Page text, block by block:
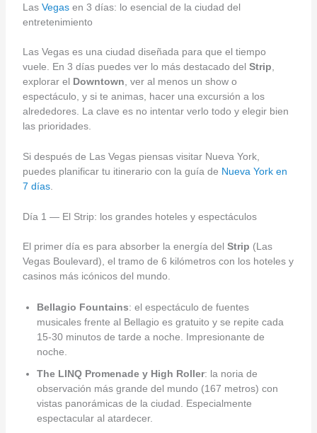
Las Vegasen 3 días: lo esencial de la ciudad del
entretenimiento
Las Vegas es una ciudad diseñada para que el tiempo
vuele. En 3 días puedes ver lo más destacado del Strip
explorar el Downtown , ver al menos un show o
espectáculo, y si te animas, hacer una excursión a los
alrededores. La clave es no intentar verlo todo y elegir bien
las prioridades.
Si después de Las Vegas piensas visitar Nueva York,
puedes planificar tu itinerario con la guía de Nueva York en
7 días.
Día 1 — El Strip: los grandes hoteles y espectáculos
El primer día es para absorber la energía del Strip (Las
Vegas Boulevard), el tramo de 6 kilómetros con los hoteles y
casinos más icónicos del mundo.
Bellagio Fountains: el espectáculo de fuentes
musicales frente al Bellagio es gratuito y se repite cada
15-30 minutos de tarde a noche. Impresionante de
noche.
The LINQ Promenade y High Roller: la noria de
observación más grande del mundo (167 metros) con
vistas panorámicas de la ciudad. Especialmente
espectacular al atardecer.